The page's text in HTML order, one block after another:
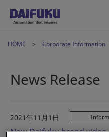
HOME Corporate Information
News Release
2021年11月1日
New Daifuku brand video